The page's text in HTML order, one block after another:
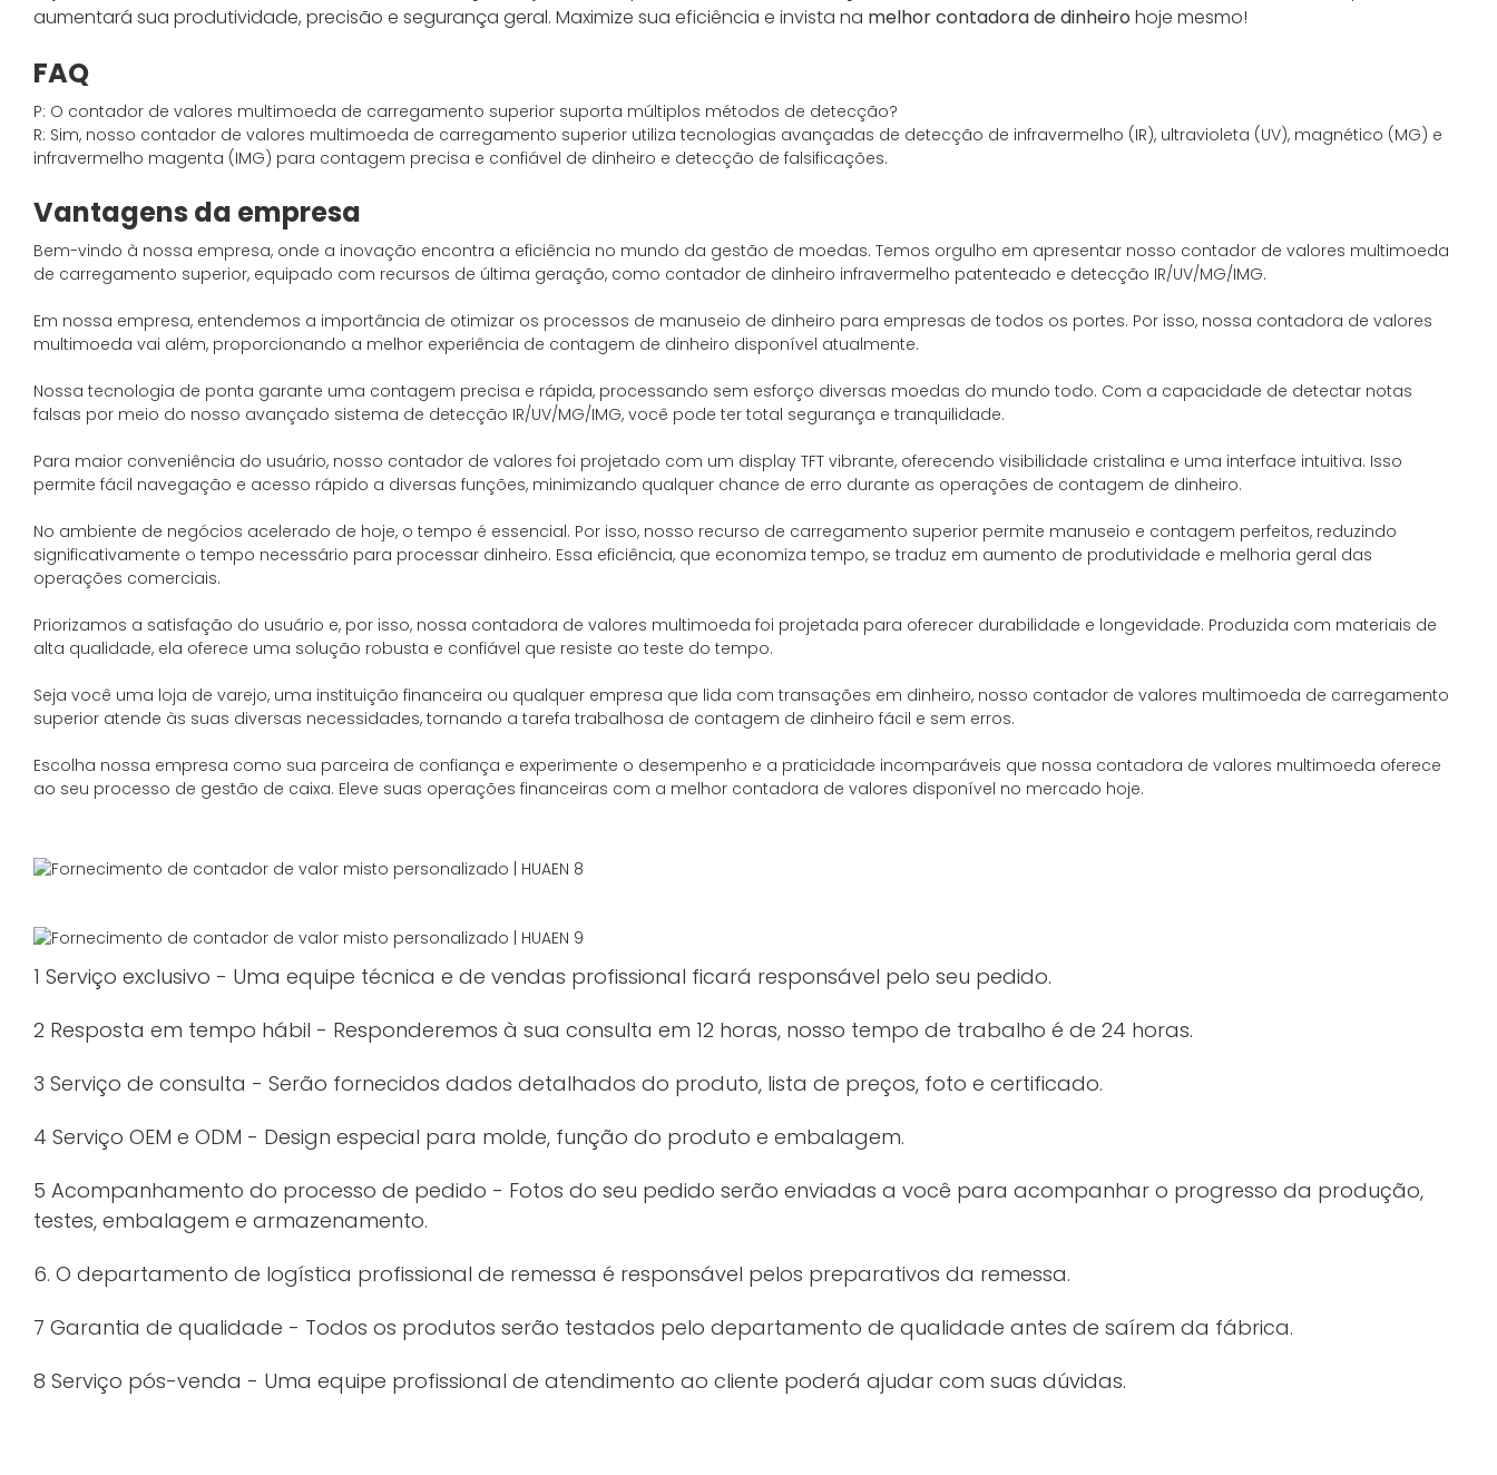
aumentará sua produtividade, precisão e segurança geral. Maximize sua eficiência e invista na melhor contadora de dinheiro hoje mesmo!
FAQ
P: O contador de valores multimoeda de carregamento superior suporta múltiplos métodos de detecção?
R: Sim, nosso contador de valores multimoeda de carregamento superior utiliza tecnologias avançadas de detecção de infravermelho (IR), ultravioleta (UV), magnético (MG) e
infravermelho magenta (IMG) para contagem precisa e confiável de dinheiro e detecção de falsificações.
Vantagens da empresa
Bem-vindo à nossa empresa, onde a inovação encontra a eficiência no mundo da gestão de moedas. Temos orgulho em apresentar nosso contador de valores multimoeda
de carregamento superior, equipado com recursos de última geração, como contador de dinheiro infravermelho patenteado e detecção IR/UV/MG/IMG.
Em nossa empresa, entendemos a importância de otimizar os processos de manuseio de dinheiro para empresas de todos os portes. Por isso, nossa contadora de valores
multimoeda vai além, proporcionando a melhor experiência de contagem de dinheiro disponível atualmente.
Nossa tecnologia de ponta garante uma contagem precisa e rápida, processando sem esforço diversas moedas do mundo todo. Com a capacidade de detectar notas
falsas por meio do nosso avançado sistema de detecção IR/UV/MG/IMG, você pode ter total segurança e tranquilidade.
Para maior conveniência do usuário, nosso contador de valores foi projetado com um display TFT vibrante, oferecendo visibilidade cristalina e uma interface intuitiva. Isso
permite fácil navegação e acesso rápido a diversas funções, minimizando qualquer chance de erro durante as operações de contagem de dinheiro.
No ambiente de negócios acelerado de hoje, o tempo é essencial. Por isso, nosso recurso de carregamento superior permite manuseio e contagem perfeitos, reduzindo
significativamente o tempo necessário para processar dinheiro. Essa eficiência, que economiza tempo, se traduz em aumento de produtividade e melhoria geral das
operações comerciais.
Priorizamos a satisfação do usuário e, por isso, nossa contadora de valores multimoeda foi projetada para oferecer durabilidade e longevidade. Produzida com materiais de
alta qualidade, ela oferece uma solução robusta e confiável que resiste ao teste do tempo.
Seja você uma loja de varejo, uma instituição financeira ou qualquer empresa que lida com transações em dinheiro, nosso contador de valores multimoeda de carregamento
superior atende às suas diversas necessidades, tornando a tarefa trabalhosa de contagem de dinheiro fácil e sem erros.
Escolha nossa empresa como sua parceira de confiança e experimente o desempenho e a praticidade incomparáveis ​​que nossa contadora de valores multimoeda oferece
ao seu processo de gestão de caixa. Eleve suas operações financeiras com a melhor contadora de valores disponível no mercado hoje.
1 Serviço exclusivo - Uma equipe técnica e de vendas profissional ficará responsável pelo seu pedido.
2 Resposta em tempo hábil - Responderemos à sua consulta em 12 horas, nosso tempo de trabalho é de 24 horas.
3 Serviço de consulta - Serão fornecidos dados detalhados do produto, lista de preços, foto e certificado.
4 Serviço OEM e ODM - Design especial para molde, função do produto e embalagem.
5 Acompanhamento do processo de pedido - Fotos do seu pedido serão enviadas a você para acompanhar o progresso da produção,
testes, embalagem e armazenamento.
6. O departamento de logística profissional de remessa é responsável pelos preparativos da remessa.
7 Garantia de qualidade - Todos os produtos serão testados pelo departamento de qualidade antes de saírem da fábrica.
8 Serviço pós-venda - Uma equipe profissional de atendimento ao cliente poderá ajudar com suas dúvidas.